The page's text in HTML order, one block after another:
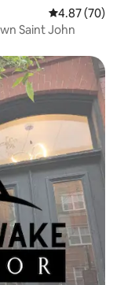
Calificación
4.87 (70)
Saint John